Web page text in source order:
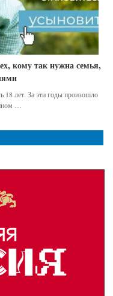
кому так нужна семья,
18 лет. За эти годы произошло
…